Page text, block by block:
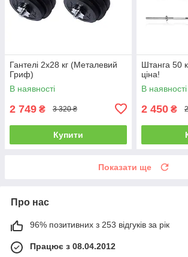
Гантелі 2х28 кг (Металевий
Гриф)
В наявності
2 749 ₴ 3 320 ₴
Купити
Штанга 50
ціна!
В наявності
2 450 ₴
Показати ще
Про нас
96% позитивних з 253 відгуків за рік
Працює з 08.04.2012